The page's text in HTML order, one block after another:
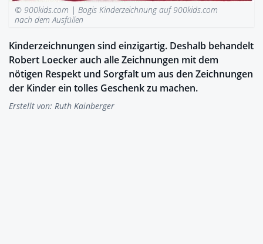
© 900kids.com | Bogis Kinderzeichnung auf 900kids.com
nach dem Ausfüllen
Kinderzeichnungen sind einzigartig. Deshalb behandelt
Robert Loecker auch alle Zeichnungen mit dem
nötigen Respekt und Sorgfalt um aus den Zeichnungen
der Kinder ein tolles Geschenk zu machen.
Erstellt von: Ruth Kainberger